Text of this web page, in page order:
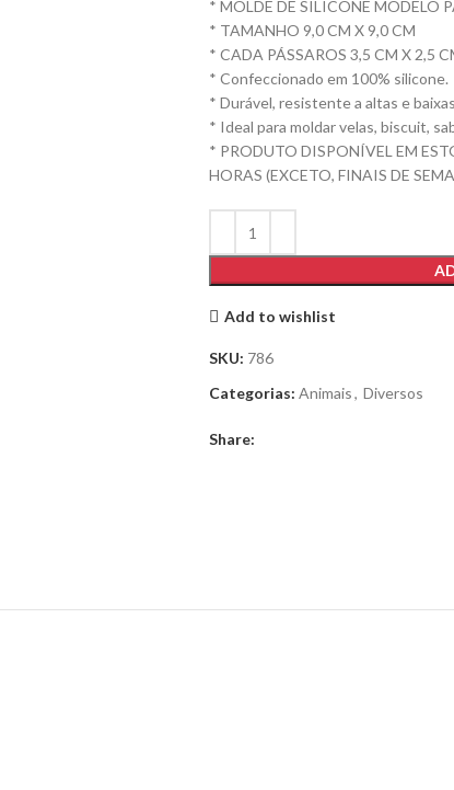
* MOLDE DE SILICONE MODELO
* TAMANHO 9,0 CM X 9,0 CM
* CADA PÁSSAROS 3,5 CM X 2,5
* Confeccionado em 100% silicone.
* Durável, resistente a altas e
* Ideal para moldar velas, biscuit,
* PRODUTO DISPONÍVEL EM
HORAS (EXCETO, FINAIS DE
Add to wishlist
SKU: 786
Categorias: Animais, Diversos
Share: